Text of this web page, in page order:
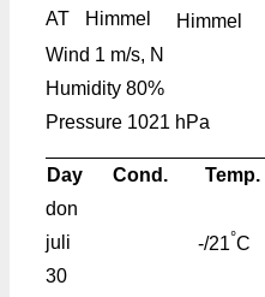
AT
Himmel
Wind 1 m/s, N
Humidity 80%
Pressure 1021 hPa
Day Cond. Temp.
don
juli
30
-/21°C